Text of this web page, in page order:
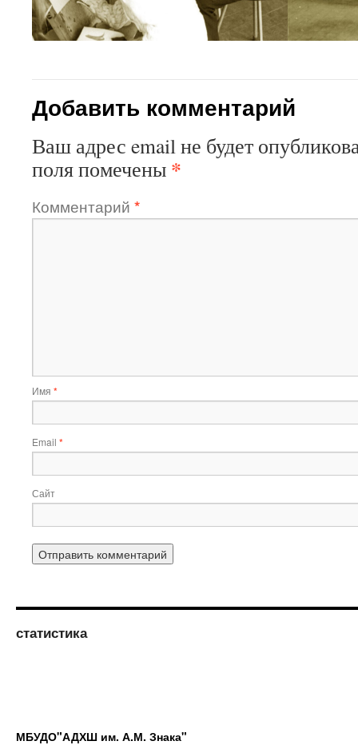
Добавить комментарий
Ваш адрес email не будет
поля помечены *
Комментарий *
Имя *
Email *
Сайт
статистика
МБУДО"АДХШ им. А.М. Знака"